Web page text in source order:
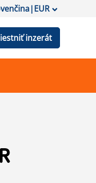
|EUR
inzerát